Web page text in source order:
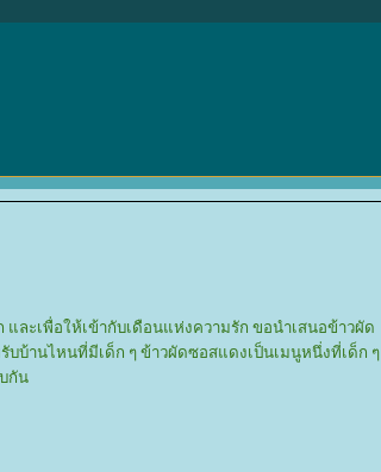
ละเพื่อให้เข้ากับเดือนแห่งความรัก ขอนำเสนอข้าวผัด
บ้านไหนที่มีเด็ก ๆ ข้าวผัดซอสแดงเป็นเมนูหนึ่งที่เด็ก ๆ
กัน